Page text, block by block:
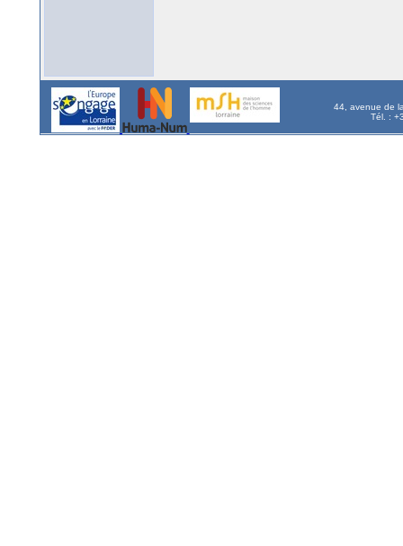
44, avenue de
Tél. :